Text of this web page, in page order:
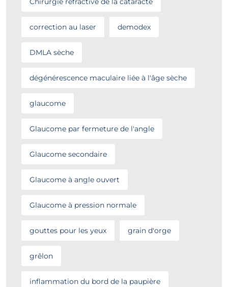
correction au laser demodex
DMLA sèche
dégénérescence maculaire liée à l'âge sèche
glaucome
Glaucome par fermeture de l'angle
Glaucome secondaire
Glaucome à angle ouvert
Glaucome à pression normale
gouttes pour les yeux grain d'orge
grêlon
inflammation du bord de la paupière